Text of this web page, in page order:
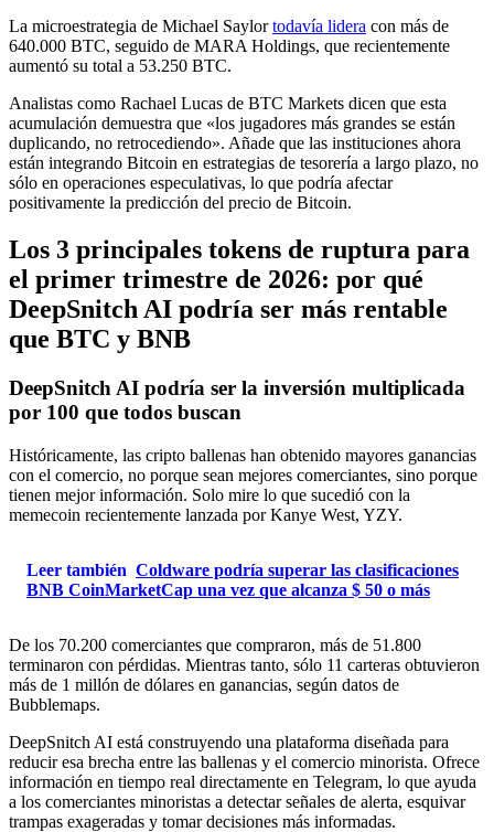
La microestrategia de Michael Saylortodavía lidera con más de
640.000 BTC, seguido de MARA Holdings, que recientemente
aumentó su total a 53.250 BTC.
Analistas como Rachael Lucas de BTC Markets dicen que esta
acumulación demuestra que «los jugadores más grandes se están
duplicando, no retrocediendo». Añade que las instituciones ahora
están integrando Bitcoin en estrategias de tesorería a largo plazo, no
sólo en operaciones especulativas, lo que podría afectar
positivamente la predicción del precio de Bitcoin.
Los 3 principales tokens de ruptura para
el primer trimestre de 2026: por qué
DeepSnitch AI podría ser más rentable
que BTC y BNB
DeepSnitch AI podría ser la inversión multiplicada
por 100 que todos buscan
Históricamente, las cripto ballenas han obtenido mayores ganancias
con el comercio, no porque sean mejores comerciantes, sino porque
tienen mejor información. Solo mire lo que sucedió con la
memecoin recientemente lanzada por Kanye West, YZY.
Leer también Coldware podría superar las clasificaciones
BNB CoinMarketCap una vez que alcanza $ 50 o más
De los 70.200 comerciantes que compraron, más de 51.800
terminaron con pérdidas. Mientras tanto, sólo 11 carteras obtuvieron
más de 1 millón de dólares en ganancias, según datos de
Bubblemaps.
DeepSnitch AI está construyendo una plataforma diseñada para
reducir esa brecha entre las ballenas y el comercio minorista. Ofrece
información en tiempo real directamente en Telegram, lo que ayuda
a los comerciantes minoristas a detectar señales de alerta, esquivar
trampas exageradas y tomar decisiones más informadas.